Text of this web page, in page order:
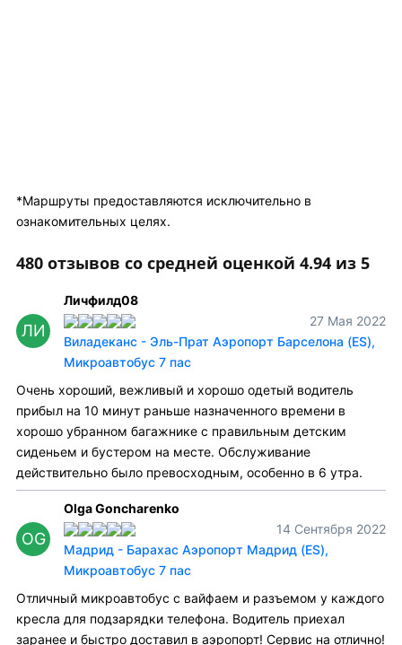
*Маршруты предоставляются исключительно в
ознакомительных целях.
480 отзывов со средней оценкой 4.94 из 5
ЛИ
Личфилд08
27 Мая 2022
Виладеканс - Эль-Прат Аэропорт Барселона (ES),
Микроавтобус 7 пас
Очень хороший, вежливый и хорошо одетый водитель
прибыл на 10 минут раньше назначенного времени в
хорошо убранном багажнике с правильным детским
сиденьем и бустером на месте. Обслуживание
действительно было превосходным, особенно в 6 утра.
OG
Olga Goncharenko
14 Сентября 2022
Мадрид - Барахас Аэропорт Мадрид (ES),
Микроавтобус 7 пас
Отличный микроавтобус с вайфаем и разъемом у каждого
кресла для подзарядки телефона. Водитель приехал
заранее и быстро доставил в аэропорт! Сервис на отлично!